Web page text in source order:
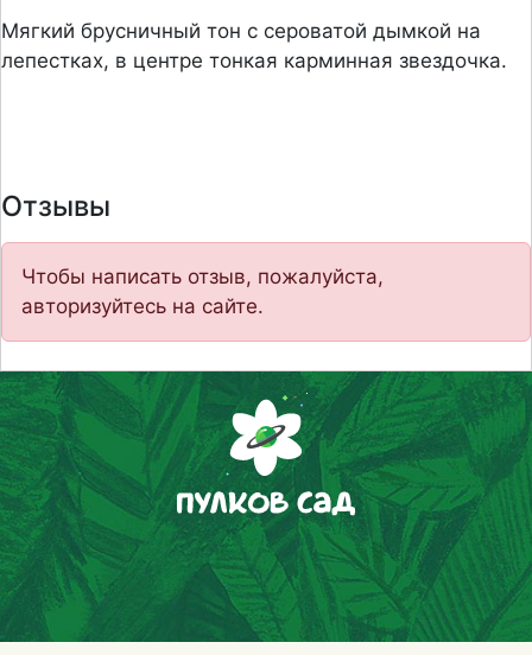
Мягкий брусничный тон с сероватой дымкой на
лепестках, в центре тонкая карминная звездочка.
Отзывы
Чтобы написать отзыв, пожалуйста,
авторизуйтесь на сайте.